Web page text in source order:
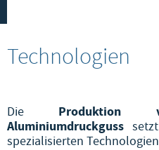
Technologien
Die Produktion
Aluminiumdruckguss
spezialisierten